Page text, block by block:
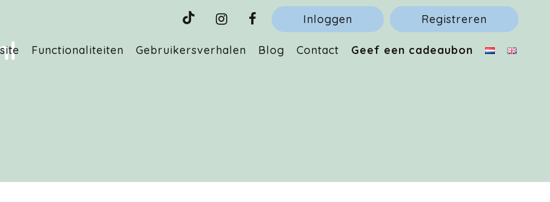
Inloggen Registreren
Functionaliteiten Gebruikersverhalen Blog Contact Geef een cadeaubon